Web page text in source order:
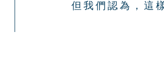
但我們認為，這